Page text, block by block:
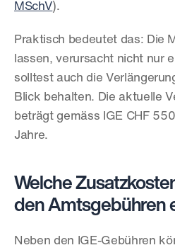
MSchV).
Praktisch bedeutet das: Die
lassen, verursacht nicht nur
solltest auch die
Blick behalten. Die aktuelle
beträgt gemäss IGE CHF
Jahre.
Welche
den Amtsgebühren
Neben den IGE-Gebühren